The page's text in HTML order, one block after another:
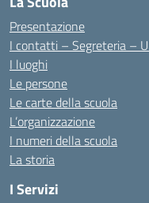
Presentazione
I contatti – Segreteria –
I luoghi
Le persone
Le carte della scuola
L’organizzazione
I numeri della scuola
La storia
I Servizi